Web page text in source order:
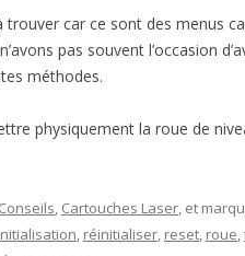
car ce sont des menus
pas souvent l’occasion
méthodes.
physiquement la roue de
, Cartouches Laser, et
, réinitialiser, reset, roue,